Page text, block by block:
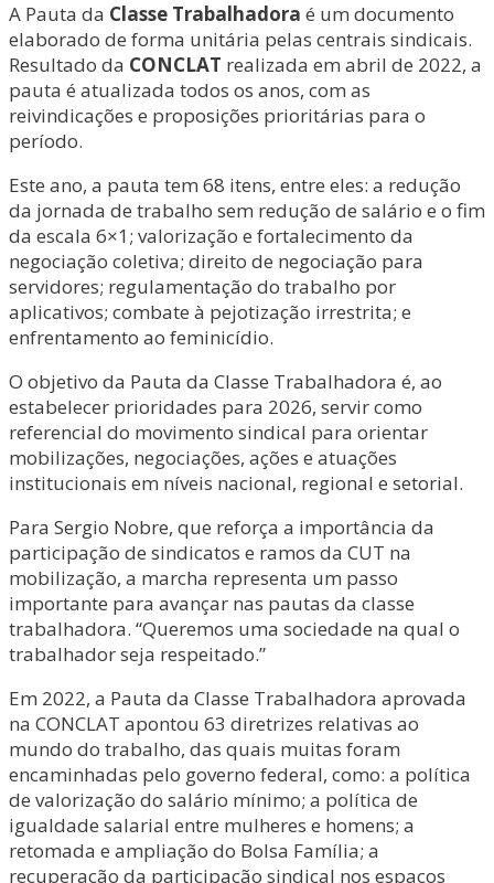
A Pauta da Classe Trabalhadora é um documento
elaborado de forma unitária pelas centrais sindicais.
Resultado da CONCLAT realizada em abril de 2022, a
pauta é atualizada todos os anos, com as
reivindicações e proposições prioritárias para o
período.
Este ano, a pauta tem 68 itens, entre eles: a redução
da jornada de trabalho sem redução de salário e o fim
da escala 6×1; valorização e fortalecimento da
negociação coletiva; direito de negociação para
servidores; regulamentação do trabalho por
aplicativos; combate à pejotização irrestrita; e
enfrentamento ao feminicídio.
O objetivo da Pauta da Classe Trabalhadora é, ao
estabelecer prioridades para 2026, servir como
referencial do movimento sindical para orientar
mobilizações, negociações, ações e atuações
institucionais em níveis nacional, regional e setorial.
Para Sergio Nobre, que reforça a importância da
participação de sindicatos e ramos da CUT na
mobilização, a marcha representa um passo
importante para avançar nas pautas da classe
trabalhadora. “Queremos uma sociedade na qual o
trabalhador seja respeitado.”
Em 2022, a Pauta da Classe Trabalhadora aprovada
na CONCLAT apontou 63 diretrizes relativas ao
mundo do trabalho, das quais muitas foram
encaminhadas pelo governo federal, como: a política
de valorização do salário mínimo; a política de
igualdade salarial entre mulheres e homens; a
retomada e ampliação do Bolsa Família; a
recuperação da participação sindical nos espaços